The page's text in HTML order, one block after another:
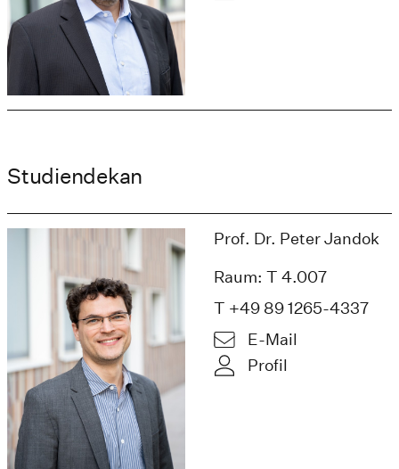
Studiendekan
Prof. Dr. Peter Jandok
Raum: T 4.007
T +49 89 1265-4337
E-Mail
Profil